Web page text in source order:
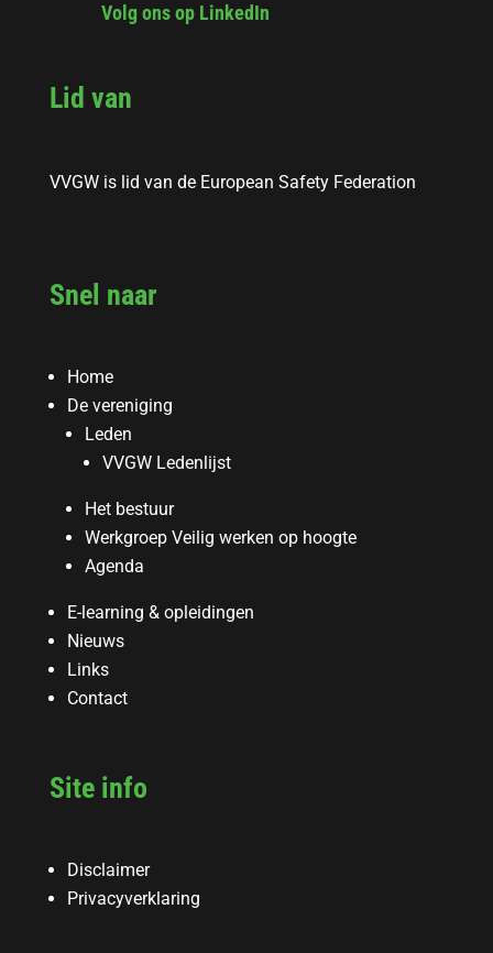
Volg ons op LinkedIn
Lid van
VVGW is lid van de European Safety Federation
Snel naar
Home
De vereniging
Leden
VVGW Ledenlijst
Het bestuur
Werkgroep Veilig werken op hoogte
Agenda
E-learning & opleidingen
Nieuws
Links
Contact
Site info
Disclaimer
Privacyverklaring